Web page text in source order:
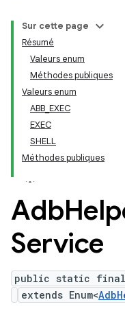
Sur cette page
Résumé
Valeurs enum
Méthodes publiques
Valeurs enum
ABB_EXEC
EXEC
SHELL
Méthodes publiques
Adb
Service
public static final
extends Enum<